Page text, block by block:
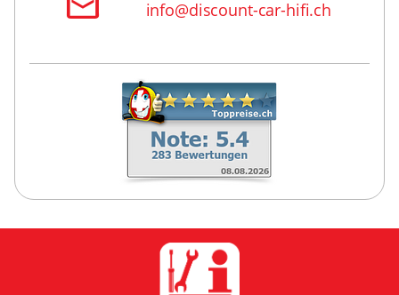
info@discount-car-hifi.ch